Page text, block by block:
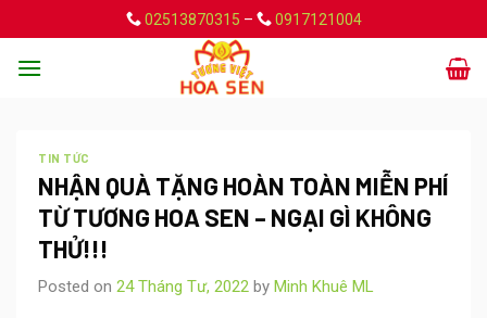
to
content
02513870315 – 0917121004
TIN TỨC
NHẬN QUÀ TẶNG HOÀN TOÀN MIỄN PHÍ
TỪ TƯƠNG HOA SEN – NGẠI GÌ KHÔNG
THỬ!!!
Posted on 24 Tháng Tư, 2022 by Minh Khuê ML